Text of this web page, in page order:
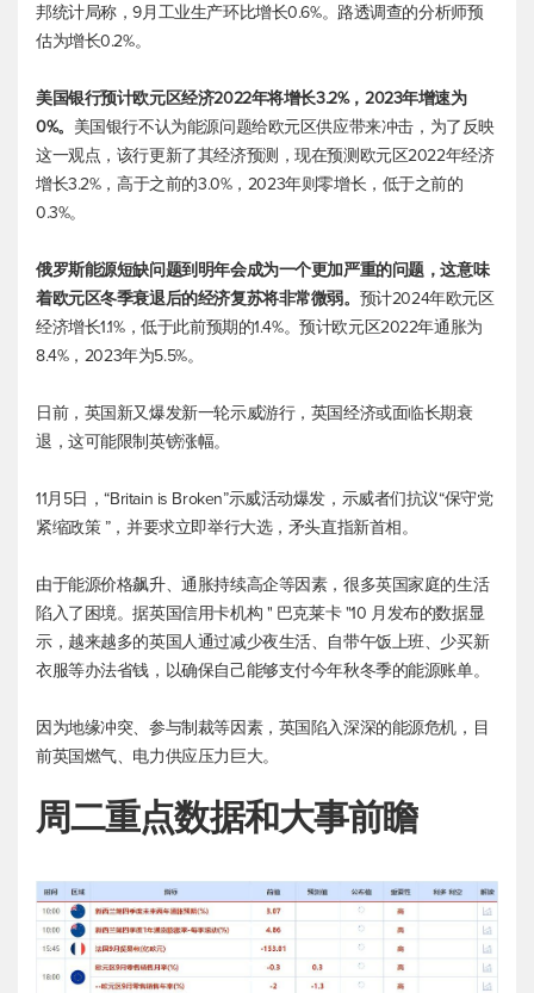
邦统计局称，9月工业生产环比增长0.6%。路透调查的分析师预
估为增长0.2%。
美国银行预计欧元区经济2022年将增长3.2%，2023年增速为
0%。 美国银行不认为能源问题给欧元区供应带来冲击，为了反映
这一观点，该行更新了其经济预测，现在预测欧元区2022年经济
增长3.2%，高于之前的3.0%，2023年则零增长，低于之前的
0.3%。
俄罗斯能源短缺问题到明年会成为一个更加严重的问题，这意味
着欧元区冬季衰退后的经济复苏将非常微弱。 预计2024年欧元区
经济增长1.1%，低于此前预期的1.4%。预计欧元区2022年通胀为
8.4%，2023年为5.5%。
日前，英国新又爆发新一轮示威游行，英国经济或面临长期衰
退，这可能限制英镑涨幅。
11月5日，“Britain is Broken”示威活动爆发，示威者们抗议“保守党
紧缩政策 ”，并要求立即举行大选，矛头直指新首相。
由于能源价格飙升、通胀持续高企等因素，很多英国家庭的生活
陷入了困境。据英国信用卡机构 " 巴克莱卡 "10 月发布的数据显
示，越来越多的英国人通过减少夜生活、自带午饭上班、少买新
衣服等办法省钱，以确保自己能够支付今年秋冬季的能源账单。
因为地缘冲突、参与制裁等因素，英国陷入深深的能源危机，目
前英国燃气、电力供应压力巨大。
周二重点数据和大事前瞻